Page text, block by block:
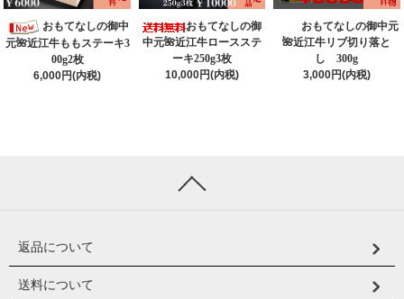
おもてなしの御中
元🌺近江牛ももステーキ3
00g2枚
6,000円(内税)
おもてなしの御
中元🌺近江牛ロースステ
ーキ250g3枚
10,000円(内税)
おもてなしの御中元
🌺近江牛リブ切り落と
し 300g
3,000円(内税)
返品について
送料について